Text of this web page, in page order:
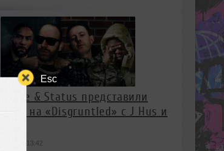
Esc
Chase & Status представили
клип на «Disgruntled» с J Hus и
вчера в 13:42